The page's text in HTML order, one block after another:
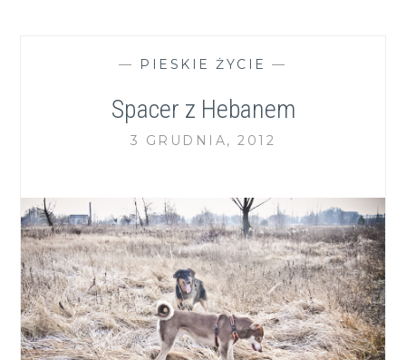
— PIESKIE ŻYCIE —
Spacer z Hebanem
3 GRUDNIA, 2012